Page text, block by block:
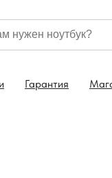
Гарантия
Гарантия на все